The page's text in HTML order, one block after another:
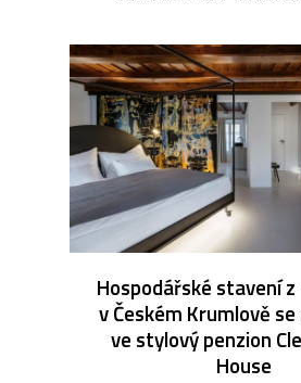
Hospodářské stavení
v Českém Krumlově
ve stylový penzion
House